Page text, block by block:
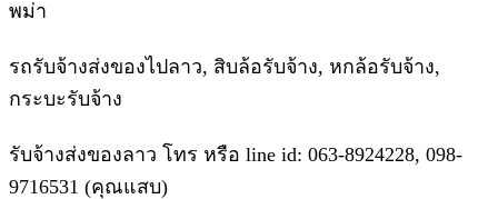
พม่า
รถรับจ้างส่งของไปลาว, สิบล้อรับจ้าง, หกล้อรับจ้าง,
กระบะรับจ้าง
รับจ้างส่งของลาว โทร หรือ line id: 063-8924228, 098-
9716531 (คุณแสบ)